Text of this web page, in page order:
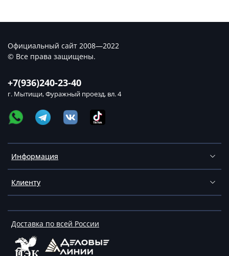
Информация
Клиенту
Доставка по всей России
+7(936)240-23-40
г. Мытищи, Фуражный проезд, вл. 4
Официальный сайт 2008—2022
© Все права защищены.